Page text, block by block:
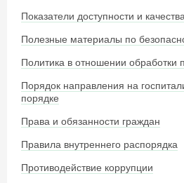
Показатели доступности и
Полезные материалы по
Политика в отношении обработки
Порядок направления на
порядке
Права и обязанности граждан
Правила внутреннего распорядка
Противодействие коррупции